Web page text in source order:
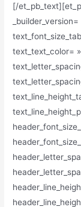
[/
text_text_color=